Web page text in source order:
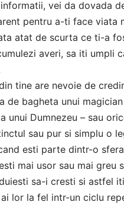
vei da dovada
pentru a-ti face viata
atat de scurta ce ti-a
averi, sa iti
tine are nevoie de
de bagheta unui
unui Dumnezeu – sau
sau pur si simplu o
esti parte dintr-o
mai usor sau mai
sa-i cresti si astfel
lor la fel intr-un ciclu